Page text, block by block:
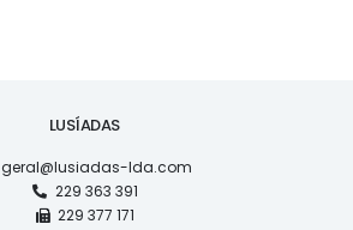
LUSÍADAS
geral@lusiadas-lda.com
229 363 391
229 377 171